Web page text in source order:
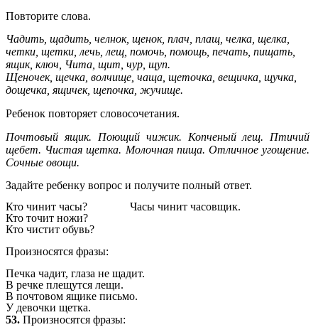
Повторите слова.
Чадить, щадить, челнок, щенок, плач, плащ, челка, щелка,
четки, щетки, лечь, лещ, помочь, помощь, печать, пищать,
ящик, ключ, Чита, щит, чур, щуп.
Щеночек, щечка, волчище, чаща, щеточка, вещичка, щучка,
дощечка, ящичек, щепочка, жучище.
Ребенок повторяет словосочетания.
Почтовый ящик. Поющий чижик. Копченый лещ. Птичий
щебет. Чистая щетка. Молочная пища. Отличное угощение.
Сочные овощи.
Задайте ребенку вопрос и получите полный ответ.
Кто чинит часы? Часы чинит часовщик.
Кто точит ножи?
Кто чистит обувь?
Произносятся фразы:
Печка чадит, глаза не щадит.
В речке плещутся лещи.
В почтовом ящике письмо.
У девочки щетка.
53. Произносятся фразы: